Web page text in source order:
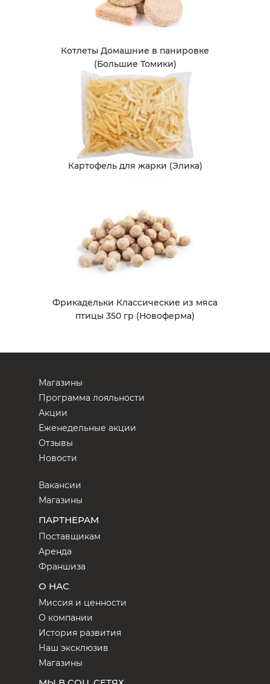
Котлеты Домашние в панировке
(Большие Томики)
Картофель для жарки (Элика)
Фрикадельки Классические из мяса
птицы 350 гр (Новоферма)
Магазины
Программа лояльности
Акции
Еженедельные акции
Отзывы
Новости
Вакансии
Магазины
ПАРТНЕРАМ
Поставщикам
Аренда
Франшиза
О НАС
Миссия и ценности
О компании
История развития
Наш эксклюзив
Магазины